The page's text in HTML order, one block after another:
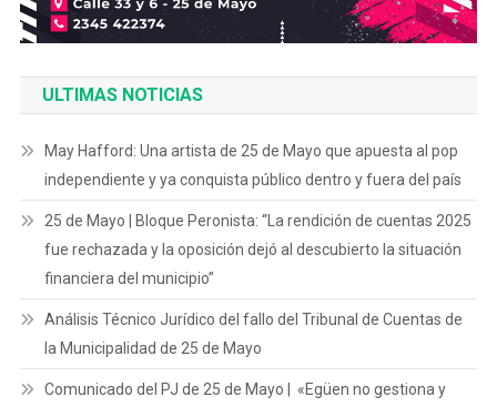
ULTIMAS NOTICIAS
May Hafford: Una artista de 25 de Mayo que apuesta al pop
independiente y ya conquista público dentro y fuera del país
25 de Mayo | Bloque Peronista: “La rendición de cuentas 2025
fue rechazada y la oposición dejó al descubierto la situación
financiera del municipio”
Análisis Técnico Jurídico del fallo del Tribunal de Cuentas de
la Municipalidad de 25 de Mayo
Comunicado del PJ de 25 de Mayo | «Egüen no gestiona y